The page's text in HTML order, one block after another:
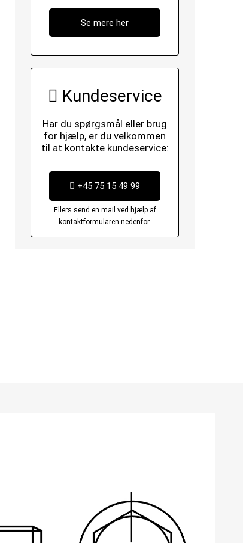
Se mere her
Kundeservice
Har du spørgsmål eller brug
for hjælp, er du velkommen
til at kontakte kundeservice:
+45 75 15 49 99
Ellers send en mail ved hjælp af
kontaktformularen nedenfor.